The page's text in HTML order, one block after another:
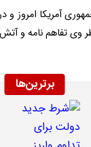
آمریکا امروز
وی تفاهم نامه و
برترین‌ها